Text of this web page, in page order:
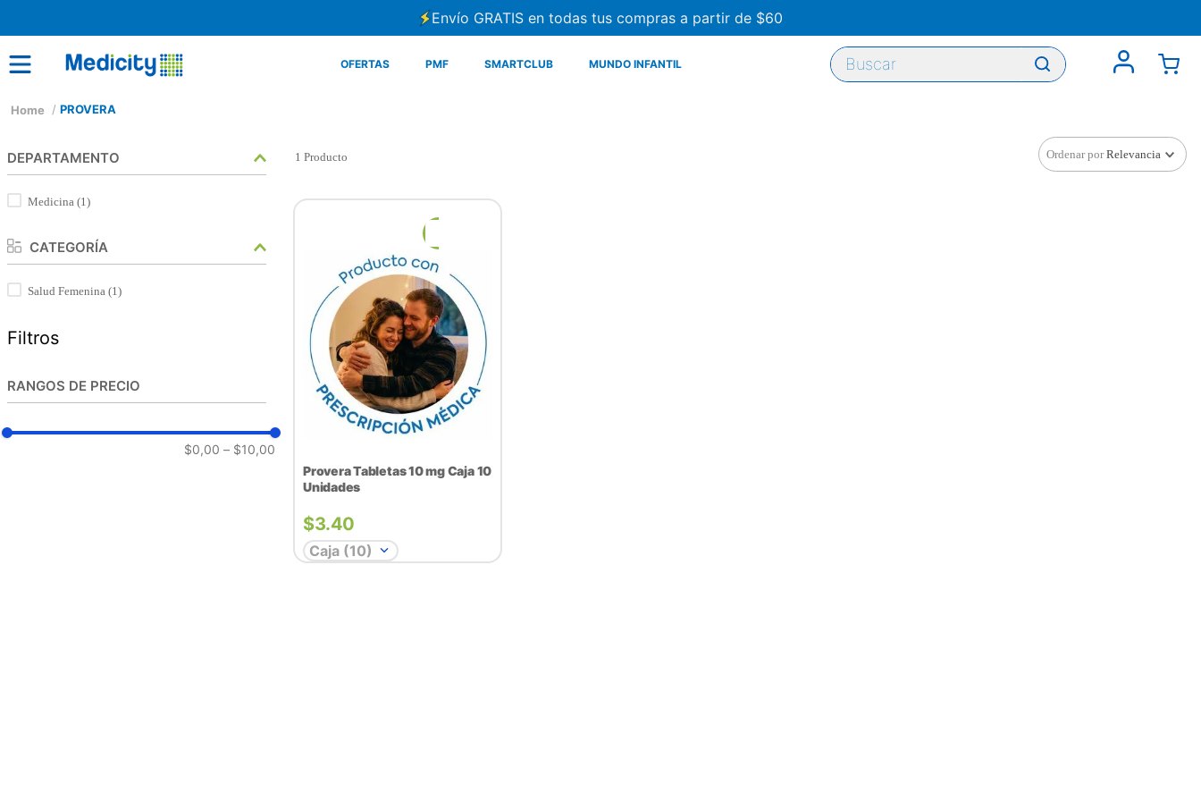
Envío GRATIS en todas tus compras a partir de $60
OFERTAS PMF SMARTCLUB MUNDO INFANTIL
Buscar
PROVERA
Filtros
DEPARTAMENTO
Medicina (1)
CATEGORÍA
Salud Femenina (1)
RANGOS DE PRECIO
$0,00 – $10,00
1 Producto Ordenar por Relevancia
Provera Tabletas 10 mg Caja 10
Unidades
$3.40
Caja (10)